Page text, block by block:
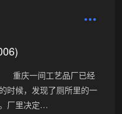
· 重庆一间工艺品厂已经
时候，发现了厕所里的一
厂里决定…